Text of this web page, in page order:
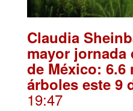
Claudia
mayor jornada
de México:
árboles este 9
19:47